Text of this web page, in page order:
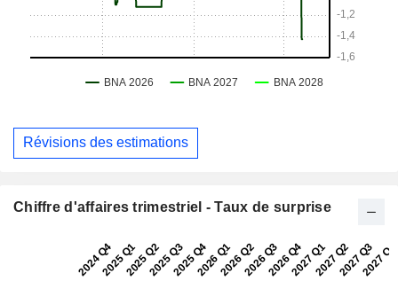
Révisions des estimations
Chiffre d'affaires trimestriel - Taux de surprise